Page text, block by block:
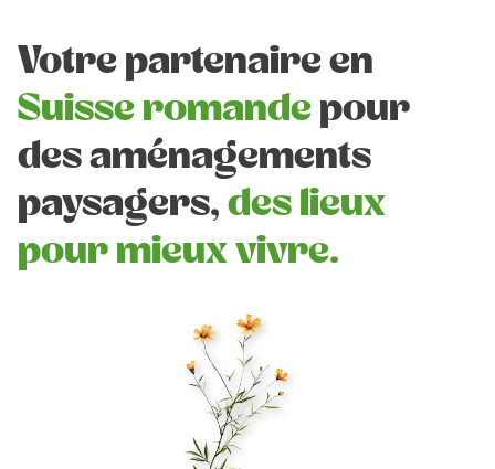
Votre partenaire en
Suisse romande pour
des aménagements
paysagers, des lieux
pour mieux vivre.